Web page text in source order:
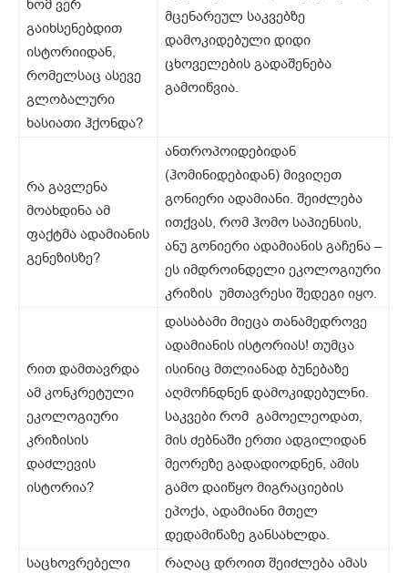
ხომ ვერ
გაიხსენებდით
ისტორიიდან,
რომელსაც ასევე
გლობალური
ხასიათი ჰქონდა?
მცენარეულ საკვებზე
დამოკიდებული დიდი
ცხოველების გადაშენება
გამოიწვია.
რა გავლენა
მოახდინა ამ
ფაქტმა ადამიანის
გენეზისზე?
ანთროპოიდებიდან
(ჰომინიდებიდან) მივიღეთ
გონიერი ადამიანი. შეიძლება
ითქვას, რომ ჰომო საპიენსის,
ანუ გონიერი ადამიანის გაჩენა –
ეს იმდროინდელი ეკოლოგიური
კრიზის უმთავრესი შედეგი იყო.
რით დამთავრდა
ამ კონკრეტული
ეკოლოგიური
კრიზისის
დაძლევის
ისტორია?
დასაბამი მიეცა თანამედროვე
ადამიანის ისტორიას! თუმცა
ისინიც მთლიანად ბუნებაზე
აღმოჩნდნენ დამოკიდებულნი.
საკვები რომ გამოელეოდათ,
მის ძებნაში ერთი ადგილიდან
მეორეზე გადადიოდნენ, ამის
გამო დაიწყო მიგრაციების
ეპოქა, ადამიანი მთელ
დედამიწაზე განსახლდა.
საცხოვრებელი
რაღაც დროით შეიძლება ამას